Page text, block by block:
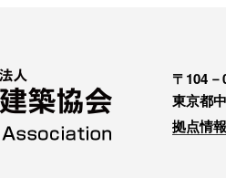
〒104－
東京都
拠点情